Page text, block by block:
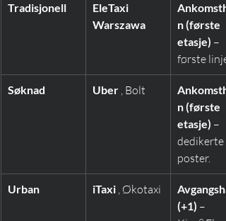
Tradisjonell
EleTaxi
Warszawa
n (første
etasje) –
første linje.
Søknad Uber , Bolt
n (første
etasje) –
dedikerte
poster.
Urban iTaxi , Økotaxi
(+1) –